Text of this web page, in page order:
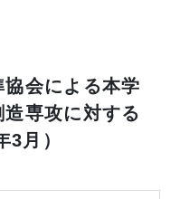
会による本学
専攻に対する
月）